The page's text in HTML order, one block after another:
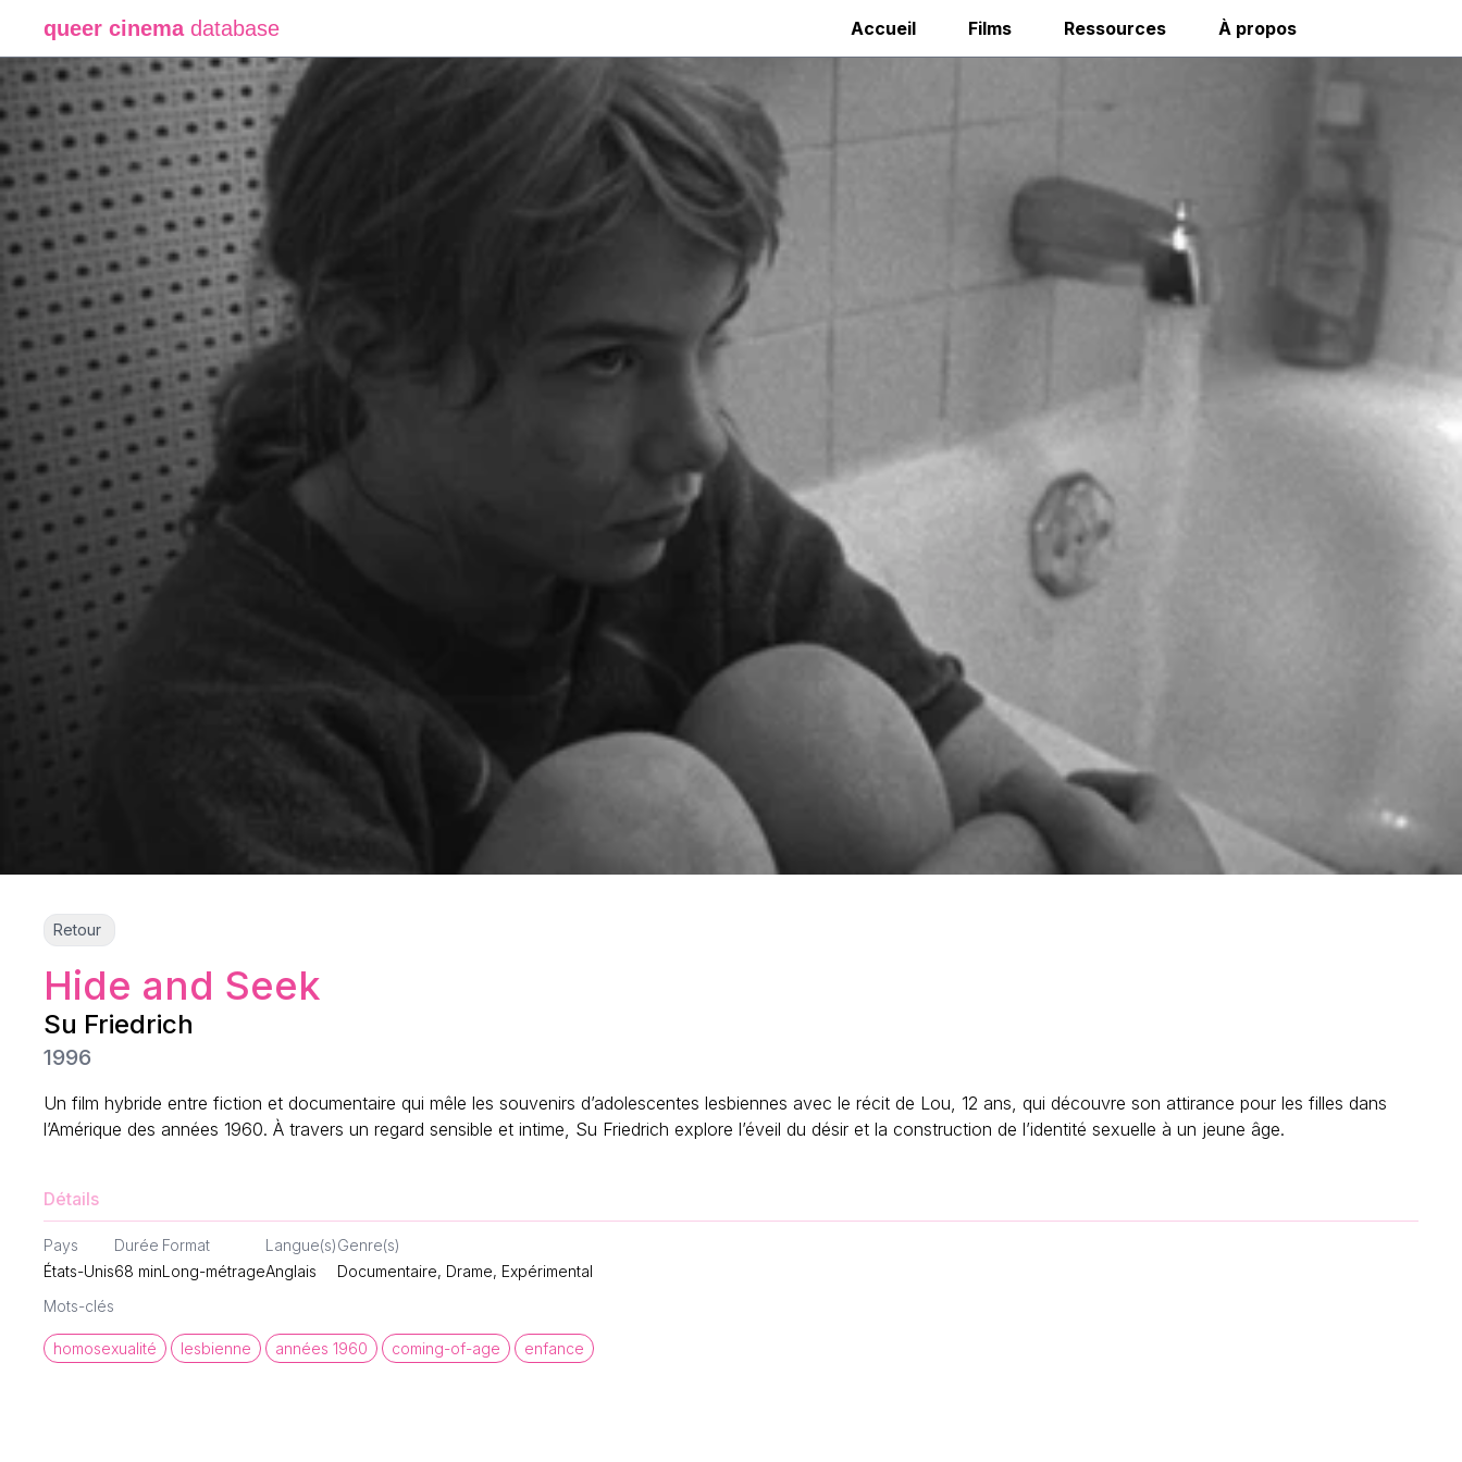
queer cinema database Accueil Films Ressources À propos
Retour
Hide and Seek
Su Friedrich
1996
Un film hybride entre fiction et documentaire qui mêle les souvenirs d’adolescentes lesbiennes avec le récit de Lou, 12 ans, qui découvre son attirance pour les filles dans
l’Amérique des années 1960. À travers un regard sensible et intime, Su Friedrich explore l’éveil du désir et la construction de l’identité sexuelle à un jeune âge.
Détails
Pays
États-Unis
Durée
68 min
Format
Long-métrage
Langue(s)
Anglais
Genre(s)
Documentaire, Drame, Expérimental
Mots-clés
homosexualité lesbienne années 1960 coming-of-age enfance